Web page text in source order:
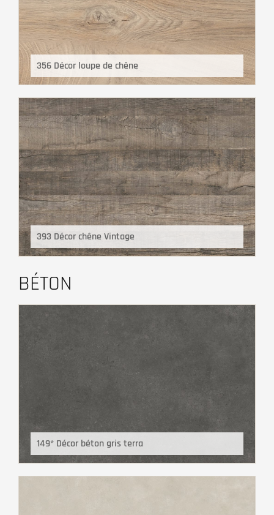
356 Décor loupe de chêne
393 Décor chêne Vintage
BÉTON
149* Décor béton gris terra